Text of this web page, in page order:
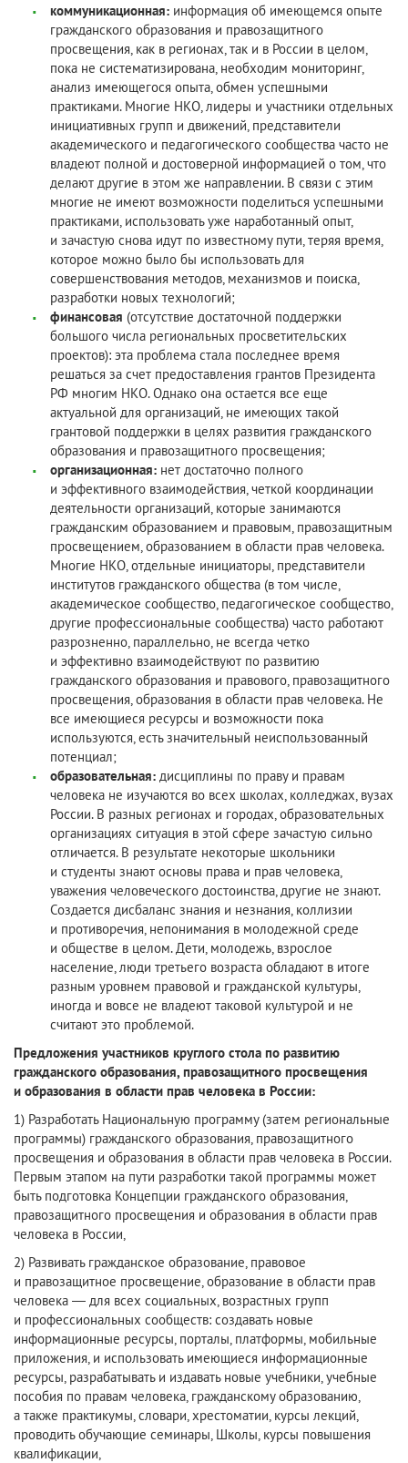
коммуникационная: информация об имеющемся опыте
гражданского образования и правозащитного
просвещения, как в регионах, так и в России в целом,
пока не систематизирована, необходим мониторинг,
анализ имеющегося опыта, обмен успешными
практиками. Многие НКО, лидеры и участники отдельных
инициативных групп и движений, представители
академического и педагогического сообщества часто не
владеют полной и достоверной информацией о том, что
делают другие в этом же направлении. В связи с этим
многие не имеют возможности поделиться успешными
практиками, использовать уже наработанный опыт,
и зачастую снова идут по известному пути, теряя время,
которое можно было бы использовать для
совершенствования методов, механизмов и поиска,
разработки новых технологий;
финансовая (отсутствие достаточной поддержки
большого числа региональных просветительских
проектов): эта проблема стала последнее время
решаться за счет предоставления грантов Президента
РФ многим НКО. Однако она остается все еще
актуальной для организаций, не имеющих такой
грантовой поддержки в целях развития гражданского
образования и правозащитного просвещения;
организационная: нет достаточно полного
и эффективного взаимодействия, четкой координации
деятельности организаций, которые занимаются
гражданским образованием и правовым, правозащитным
просвещением, образованием в области прав человека.
Многие НКО, отдельные инициаторы, представители
институтов гражданского общества (в том числе,
академическое сообщество, педагогическое сообщество,
другие профессиональные сообщества) часто работают
разрозненно, параллельно, не всегда четко
и эффективно взаимодействуют по развитию
гражданского образования и правового, правозащитного
просвещения, образования в области прав человека. Не
все имеющиеся ресурсы и возможности пока
используются, есть значительный неиспользованный
потенциал;
образовательная: дисциплины по праву и правам
человека не изучаются во всех школах, колледжах, вузах
России. В разных регионах и городах, образовательных
организациях ситуация в этой сфере зачастую сильно
отличается. В результате некоторые школьники
и студенты знают основы права и прав человека,
уважения человеческого достоинства, другие не знают.
Создается дисбаланс знания и незнания, коллизии
и противоречия, непонимания в молодежной среде
и обществе в целом. Дети, молодежь, взрослое
население, люди третьего возраста обладают в итоге
разным уровнем правовой и гражданской культуры,
иногда и вовсе не владеют таковой культурой и не
считают это проблемой.
Предложения участников круглого стола по развитию
гражданского образования, правозащитного просвещения
и образования в области прав человека в России:
1) Разработать Национальную программу (затем региональные
программы) гражданского образования, правозащитного
просвещения и образования в области прав человека в России.
Первым этапом на пути разработки такой программы может
быть подготовка Концепции гражданского образования,
правозащитного просвещения и образования в области прав
человека в России,
2) Развивать гражданское образование, правовое
и правозащитное просвещение, образование в области прав
человека — для всех социальных, возрастных групп
и профессиональных сообществ: создавать новые
информационные ресурсы, порталы, платформы, мобильные
приложения, и использовать имеющиеся информационные
ресурсы, разрабатывать и издавать новые учебники, учебные
пособия по правам человека, гражданскому образованию,
а также практикумы, словари, хрестоматии, курсы лекций,
проводить обучающие семинары, Школы, курсы повышения
квалификации,